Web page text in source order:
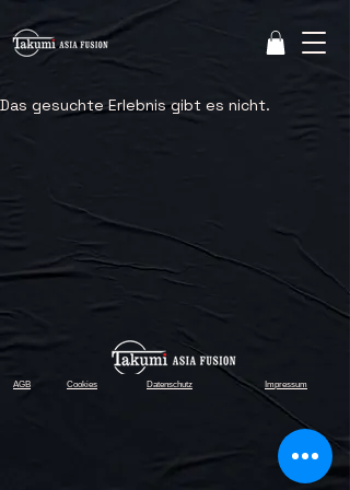
Das gesuchte Erlebnis gibt es nicht.
AGB Cookies Datenschutz Impressum